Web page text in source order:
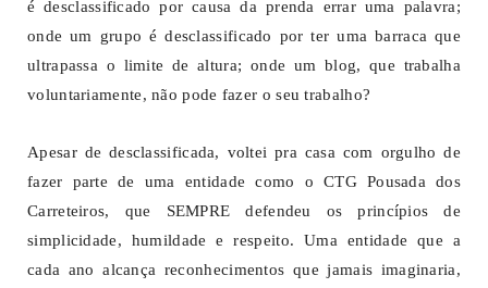
é desclassificado por causa da prenda errar uma palavra;
onde um grupo é desclassificado por ter uma barraca que
ultrapassa o limite de altura; onde um blog, que trabalha
voluntariamente, não pode fazer o seu trabalho?
Apesar de desclassificada, voltei pra casa com orgulho de
fazer parte de uma entidade como o CTG Pousada dos
Carreteiros, que SEMPRE defendeu os princípios de
simplicidade, humildade e respeito. Uma entidade que a
cada ano alcança reconhecimentos que jamais imaginaria,